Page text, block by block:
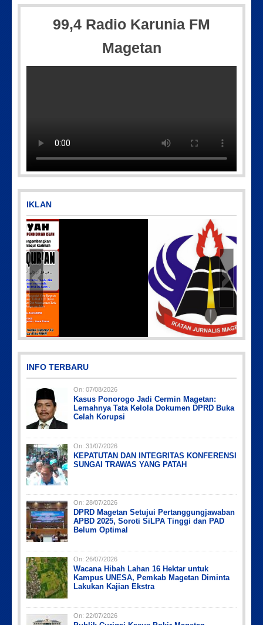
99,4 Radio Karunia FM
Magetan
IKLAN
IMG_20230730_152959
Picsart_23-04-10_00-36-15-097
Picsart_23-04-12_11-55-35-604
Picsart_23-04-12_12-24-51-034
Picsart_23-04-02_13-27-26-448
IMG-20191006-WA0043
INFO TERBARU
On: 07/08/2026
Kasus Ponorogo Jadi Cermin Magetan:
Lemahnya Tata Kelola Dokumen DPRD Buka
Celah Korupsi
On: 31/07/2026
KEPATUTAN DAN INTEGRITAS KONFERENSI
SUNGAI TRAWAS YANG PATAH
On: 28/07/2026
DPRD Magetan Setujui Pertanggungjawaban
APBD 2025, Soroti SiLPA Tinggi dan PAD
Belum Optimal
On: 26/07/2026
Wacana Hibah Lahan 16 Hektar untuk
Kampus UNESA, Pemkab Magetan Diminta
Lakukan Kajian Ekstra
On: 22/07/2026